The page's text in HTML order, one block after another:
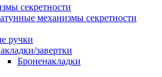
секретности
механизмы секретности
ручки
завертки
Броненакладки